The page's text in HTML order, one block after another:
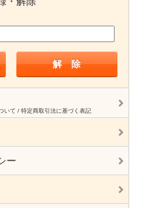
いて / 特定商取引法に基づく表記
ー